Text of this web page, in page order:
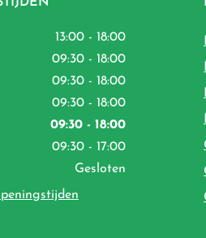
13:00 - 18:00
09:30 - 18:00
09:30 - 18:00
09:30 - 18:00
09:30 - 18:00
09:30 - 17:00
Gesloten